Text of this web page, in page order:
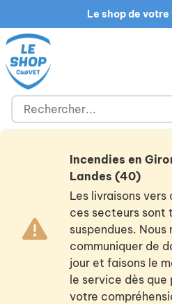
Le shop de
Incendies en
Landes (40)
Les livraisons
ces secteurs sont
suspendues. Nous
communiquer de
jour et faisons le
le service dès
votre